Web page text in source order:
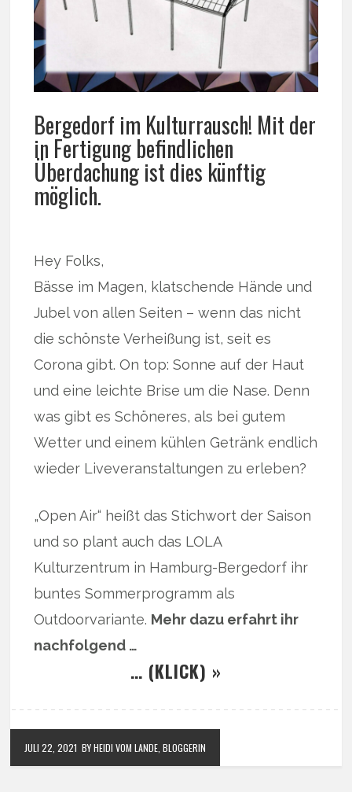
Bergedorf im Kulturrausch! Mit der
in Fertigung befindlichen
Überdachung ist dies künftig
möglich.
Hey Folks,
Bässe im Magen, klatschende Hände und
Jubel von allen Seiten – wenn das nicht
die schönste Verheißung ist, seit es
Corona gibt. On top: Sonne auf der Haut
und eine leichte Brise um die Nase. Denn
was gibt es Schöneres, als bei gutem
Wetter und einem kühlen Getränk endlich
wieder Liveveranstaltungen zu erleben?
„Open Air“ heißt das Stichwort der Saison
und so plant auch das LOLA
Kulturzentrum in Hamburg-Bergedorf ihr
buntes Sommerprogramm als
Outdoorvariante. Mehr dazu erfahrt ihr
nachfolgend …
… (KLICK) »
JULI 22, 2021 BY HEIDI VOM LANDE, BLOGGERIN